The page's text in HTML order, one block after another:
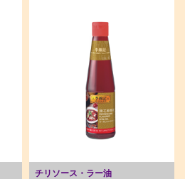
チリソース・ラー油